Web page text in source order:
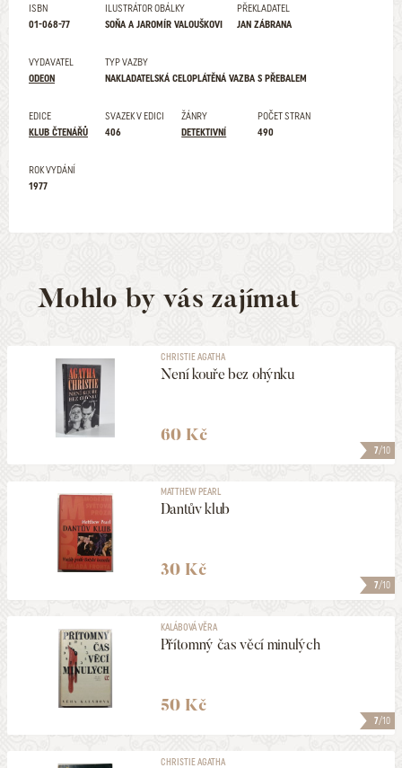
ISBN
01-068-77
ILUSTRÁTOR OBÁLKY
SOŇA A JAROMÍR VALOUŠKOVI
PŘEKLADATEL
JAN ZÁBRANA
VYDAVATEL
ODEON
TYP VAZBY
NAKLADATELSKÁ CELOPLÁTĚNÁ VAZBA S PŘEBALEM
EDICE
KLUB ČTENÁŘŮ
SVAZEK V EDICI
406
ŽÁNRY
DETEKTIVNÍ
POČET STRAN
490
ROK VYDÁNÍ
1977
Mohlo by vás zajímat
7/10
CHRISTIE AGATHA
Není kouře bez ohýnku
60 Kč
7/10
MATTHEW PEARL
Dantův klub
30 Kč
7/10
KALÁBOVÁ VĚRA
Přítomný čas věcí minulých
50 Kč
CHRISTIE AGATHA